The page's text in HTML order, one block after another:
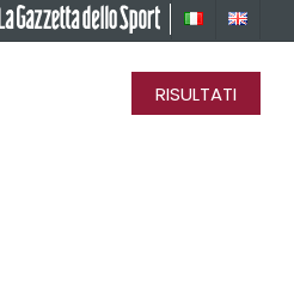
La Gazzetta dello Sport
RISULTATI